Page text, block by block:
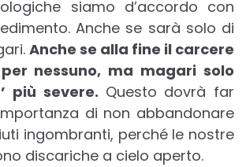
siamo d’accordo con
Anche se sarà solo di
Anche se alla fine il carcere
nessuno, ma magari solo
più severe. Questo dovrà far
di non abbandonare
ingombranti, perché le nostre
discariche a cielo aperto.